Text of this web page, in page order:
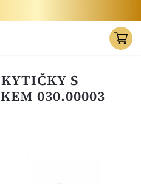
S
030.00003